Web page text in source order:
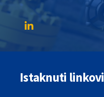
Istaknuti linkovi